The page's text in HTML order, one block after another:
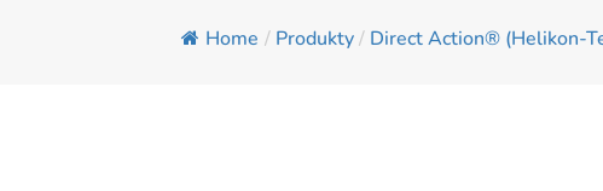
Home / Produkty / Direct Action® (Helikon-